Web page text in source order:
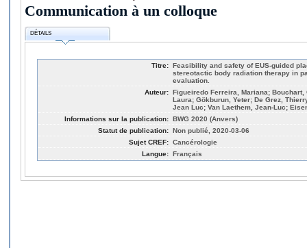
Communication à un colloque
DÉTAILS
Titre: Feasibility and safety of EUS-guided
stereotactic body radiation therapy in
evaluation.
Auteur: Figueiredo Ferreira, Mariana;
Laura; Gökburun, Yeter; De Grez,
Jean Luc; Van Laethem, Jean-Luc;
Informations sur la publication: BWG 2020 (Anvers)
Statut de publication: Non publié, 2020-03-06
Sujet CREF: Cancérologie
Langue: Français